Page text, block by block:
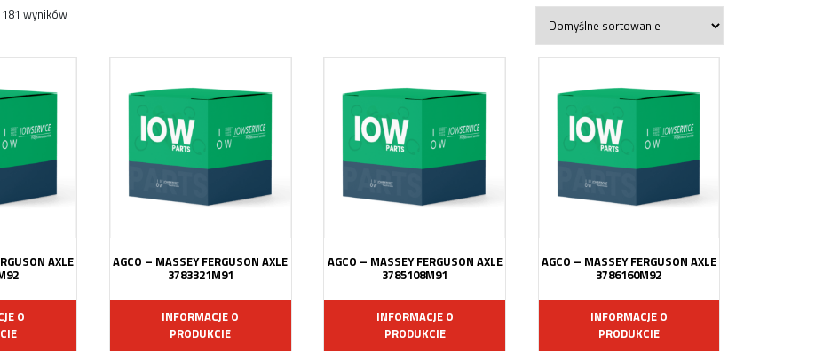
wyników
AXLE
O
AGCO – MASSEY FERGUSON AXLE
3783321M91
INFORMACJE O
PRODUKCIE
AGCO – MASSEY FERGUSON AXLE
3785108M91
INFORMACJE O
PRODUKCIE
AGCO – MASSEY FERGUSON AXLE
3786160M92
INFORMACJE O
PRODUKCIE